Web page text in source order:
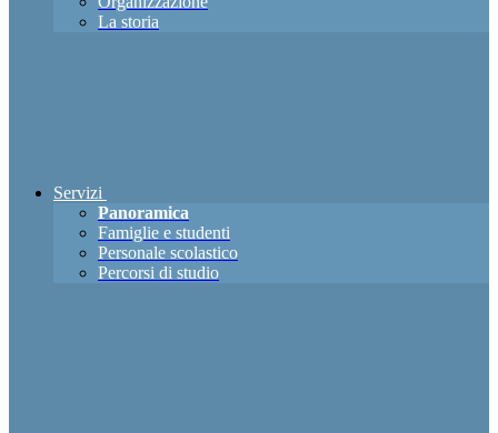
La storia
Servizi
Panoramica
Famiglie e studenti
Personale scolastico
Percorsi di studio